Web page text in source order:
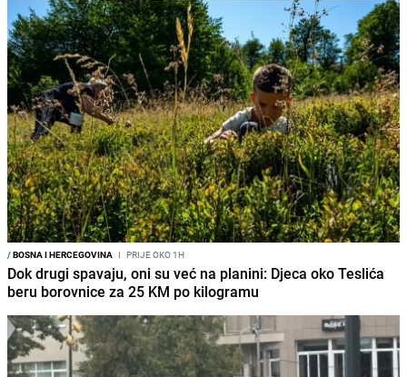
/BOSNA I HERCEGOVINA I PRIJE OKO 1H
Dok drugi spavaju, oni su već na planini: Djeca oko Teslića
beru borovnice za 25 KM po kilogramu